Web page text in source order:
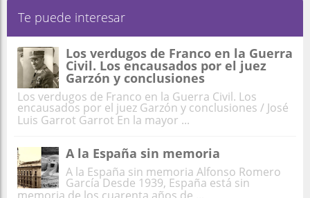
Te puede interesar
Los verdugos de Franco en la Guerra
Civil. Los encausados por el juez
Garzón y conclusiones
Los verdugos de Franco en la Guerra Civil. Los
encausados por el juez Garzón y conclusiones / José
Luis Garrot Garrot En la mayor ...
A la España sin memoria
A la España sin memoria Alfonso Romero
García Desde 1939, España está sin